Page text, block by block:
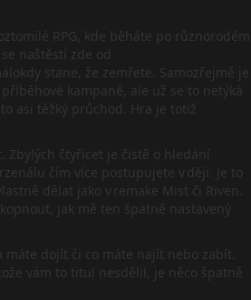
RPG, kde běháte po různorodém
naštěstí zde od
stane, že zemřete. Samozřejmě je
kampaně, ale už se to netýká
asi těžký průchod. Hra je totiž
Zbylých čtyřicet je čistě o hledání
čím více postupujete v ději. Je to
dělat jako v remake Mist či Riven.
jak mě ten špatně nastavený
máte dojít či co máte najít nebo zabít.
vám to titul nesdělil, je něco špatně